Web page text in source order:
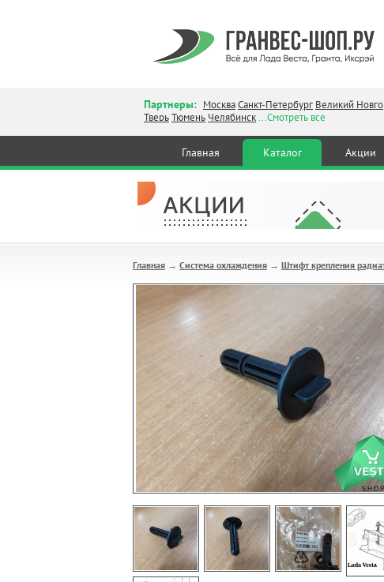
Партнеры: МоскваСанкт-Петербург Великий
ТверьТюмень Челябинск...Смотреть все
Главная Каталог Акции
Главная → Система охлаждения → Штифт крепления